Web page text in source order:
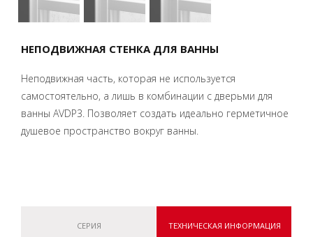
НЕПОДВИЖНАЯ СТЕНКА ДЛЯ ВАННЫ
Неподвижная часть, которая не используется
самостоятельно, а лишь в комбинации с дверьми для
ванны AVDP3. Позволяет создать идеально герметичное
душевое пространство вокруг ванны.
СЕРИЯ ТЕХНИЧЕСКАЯ ИНФОРМАЦИЯ